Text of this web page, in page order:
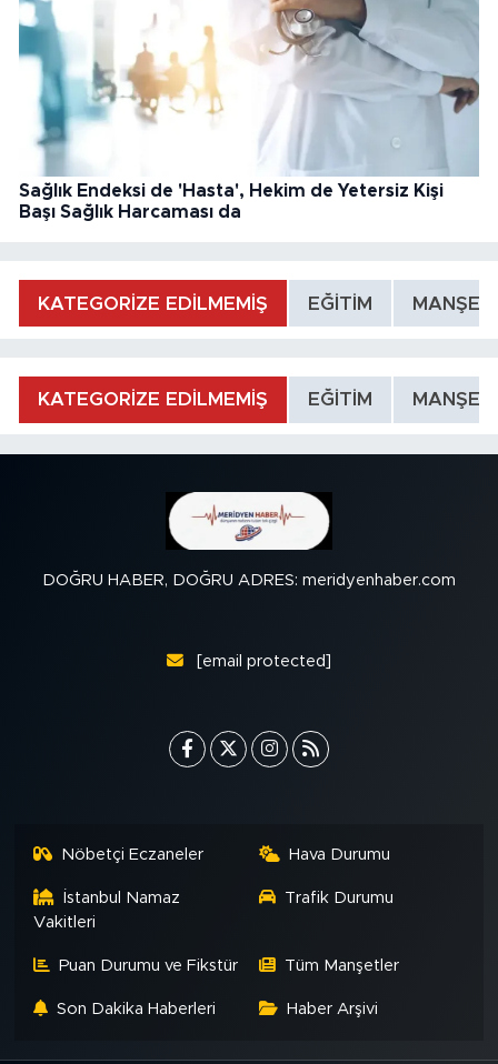
Sağlık Endeksi de 'Hasta', Hekim de Yetersiz Kişi
Başı Sağlık Harcaması da
KATEGORİZE EDİLMEMİŞ EĞİTİM MANŞET
KATEGORİZE EDİLMEMİŞ EĞİTİM MANŞET
DOĞRU HABER, DOĞRU ADRES: meridyenhaber.com
[email protected]
Nöbetçi Eczaneler Hava Durumu
İstanbul Namaz
Vakitleri
Trafik Durumu
Puan Durumu ve Fikstür Tüm Manşetler
Son Dakika Haberleri Haber Arşivi